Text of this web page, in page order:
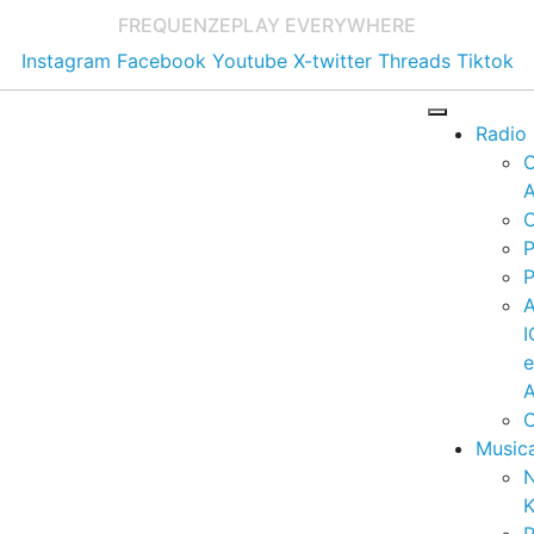
FREQUENZEPLAY EVERYWHERE
Instagram Facebook Youtube X-twitter Threads Tiktok
Radio
e